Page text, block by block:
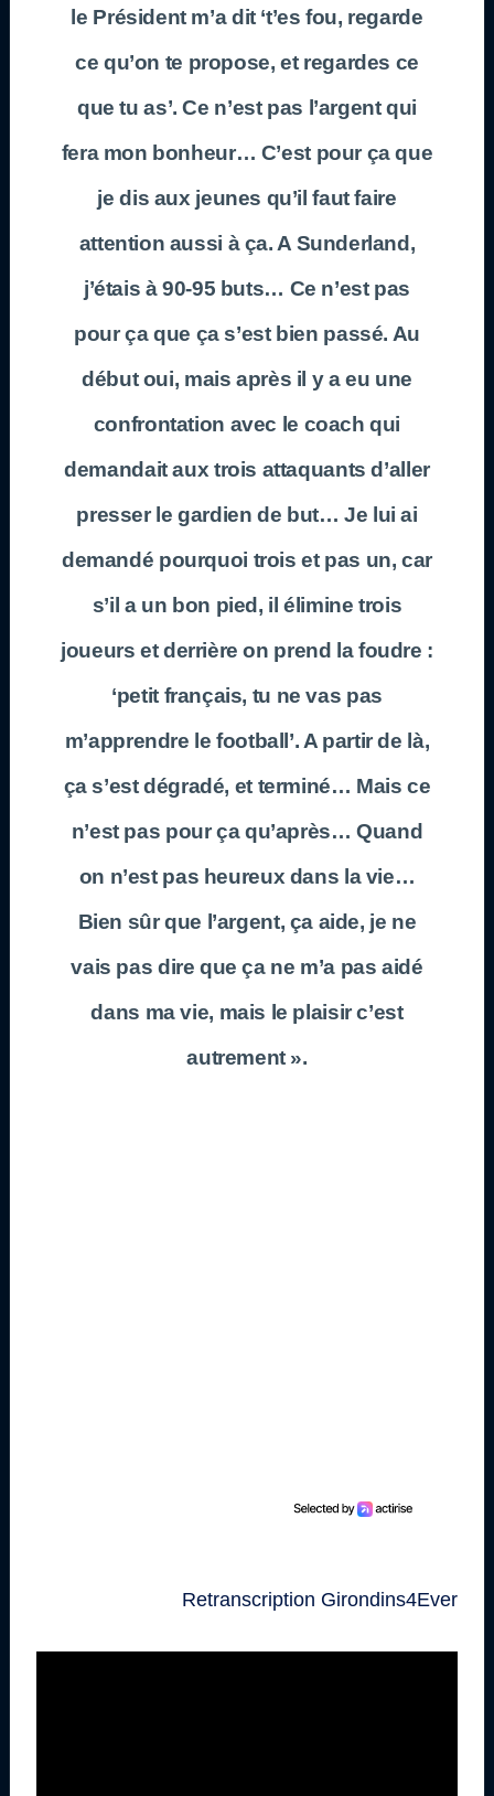
le Président m’a dit ‘t’es fou, regarde
ce qu’on te propose, et regardes ce
que tu as’. Ce n’est pas l’argent qui
fera mon bonheur… C’est pour ça que
je dis aux jeunes qu’il faut faire
attention aussi à ça. A Sunderland,
j’étais à 90-95 buts… Ce n’est pas
pour ça que ça s’est bien passé. Au
début oui, mais après il y a eu une
confrontation avec le coach qui
demandait aux trois attaquants d’aller
presser le gardien de but… Je lui ai
demandé pourquoi trois et pas un, car
s’il a un bon pied, il élimine trois
joueurs et derrière on prend la foudre :
‘petit français, tu ne vas pas
m’apprendre le football’. A partir de là,
ça s’est dégradé, et terminé… Mais ce
n’est pas pour ça qu’après… Quand
on n’est pas heureux dans la vie…
Bien sûr que l’argent, ça aide, je ne
vais pas dire que ça ne m’a pas aidé
dans ma vie, mais le plaisir c’est
autrement ».
Retranscription Girondins4Ever